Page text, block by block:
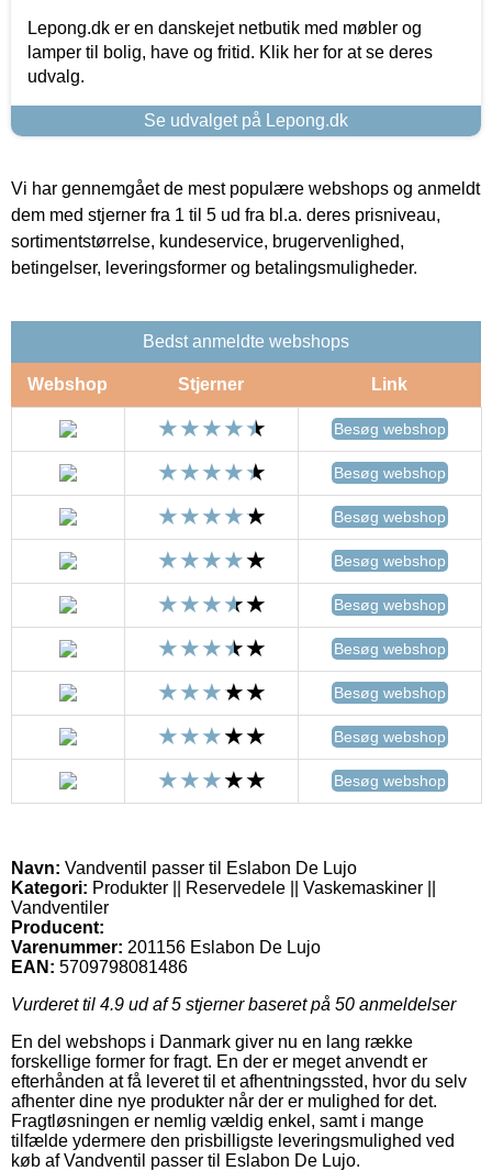
Lepong.dk er en danskejet netbutik med møbler og
lamper til bolig, have og fritid. Klik her for at se deres
udvalg.
Se udvalget på Lepong.dk
Vi har gennemgået de mest populære webshops og anmeldt
dem med stjerner fra 1 til 5 ud fra bl.a. deres prisniveau,
sortimentstørrelse, kundeservice, brugervenlighed,
betingelser, leveringsformer og betalingsmuligheder.
Bedst anmeldte webshops
Webshop Stjerner Link
Besøg webshop
Besøg webshop
Besøg webshop
Besøg webshop
Besøg webshop
Besøg webshop
Besøg webshop
Besøg webshop
Besøg webshop
Navn: Vandventil passer til Eslabon De Lujo
Kategori: Produkter || Reservedele || Vaskemaskiner ||
Vandventiler
Producent:
Varenummer: 201156 Eslabon De Lujo
EAN: 5709798081486
Vurderet til 4.9 ud af 5 stjerner baseret på 50 anmeldelser
En del webshops i Danmark giver nu en lang række
forskellige former for fragt. En der er meget anvendt er
efterhånden at få leveret til et afhentningssted, hvor du selv
afhenter dine nye produkter når der er mulighed for det.
Fragtløsningen er nemlig vældig enkel, samt i mange
tilfælde ydermere den prisbilligste leveringsmulighed ved
køb af Vandventil passer til Eslabon De Lujo.